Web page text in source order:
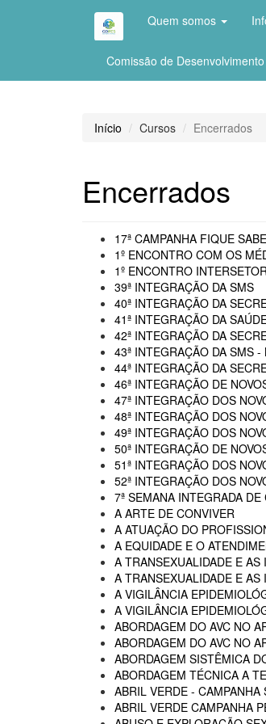
Quem somos
Comissão de
Início Cursos Encerrados
Encerrados
17ª CAMPANHA FIQUE
1º ENCONTRO COM OS
1º ENCONTRO
39ª INTEGRAÇÃO DA SMS
40ª INTEGRAÇÃO DA
41ª INTEGRAÇÃO DA
42ª INTEGRAÇÃO DA
43ª INTEGRAÇÃO DA SMS -
44ª INTEGRAÇÃO DA
46ª INTEGRAÇÃO DE
47ª INTEGRAÇÃO DOS
48ª INTEGRAÇÃO DOS
49ª INTEGRAÇÃO DOS
50ª INTEGRAÇÃO DE
51ª INTEGRAÇÃO DOS
52ª INTEGRAÇÃO DOS
7ª SEMANA INTEGRADA
A ARTE DE CONVIVER
A ATUAÇÃO DO
A EQUIDADE E O
A TRANSEXUALIDADE E
A TRANSEXUALIDADE E
A VIGILÂNCIA
A VIGILÂNCIA
ABORDAGEM DO AVC NO
ABORDAGEM DO AVC NO
ABORDAGEM SISTÊMICA
ABORDAGEM TÉCNICA A
ABRIL VERDE -
ABRIL VERDE CAMPANHA